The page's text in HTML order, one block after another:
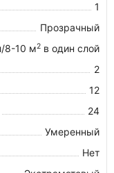
1
Прозрачный
8-10 м2 в один слой
2
12
24
Умеренный
Нет